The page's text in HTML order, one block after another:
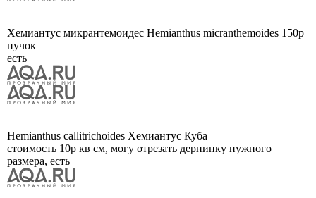
Хемиантус микрантемоидес Hemianthus micranthemoides 150р
пучок
есть
Hemianthus callitrichoides Хемиантус Куба
стоимость 10р кв см, могу отрезать дернинку нужного
размера, есть